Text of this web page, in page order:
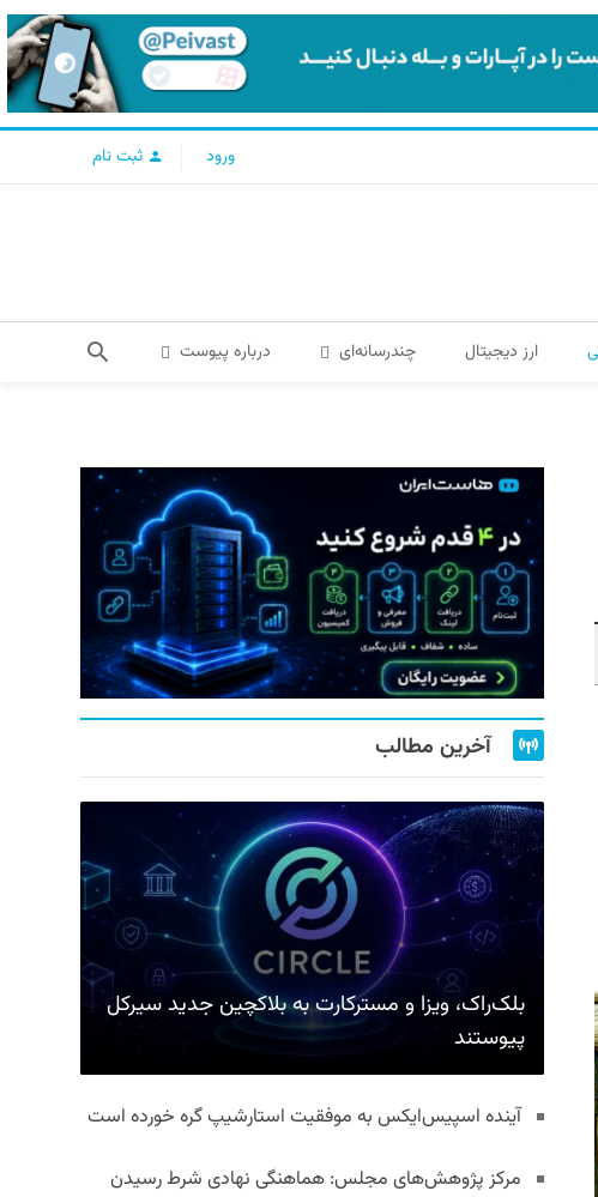
ورود ثبت نام
ارز دیجیتال چندرسانه‌ای درباره پیوست
آخرین مطالب
بلک‌راک، ویزا و مسترکارت به بلاکچین جدید سیرکل
پیوستند
آینده اسپیس‌ایکس به موفقیت استارشیپ گره خورده است
مرکز پژوهش‌های مجلس: هماهنگی نهادی شرط رسیدن